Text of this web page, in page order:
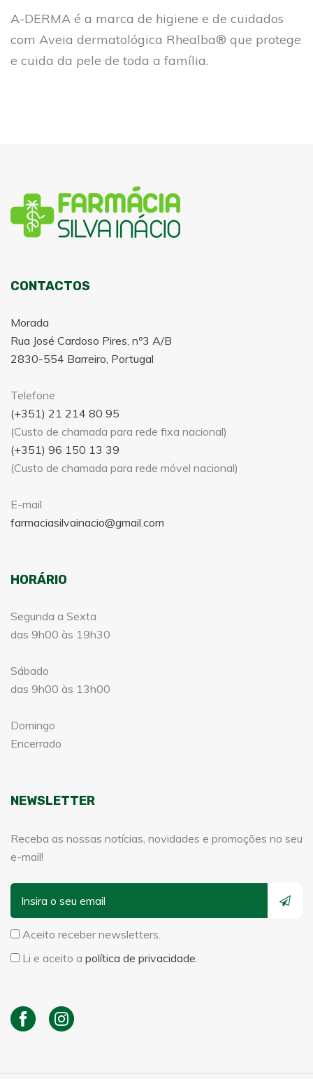
A-DERMA é a marca de higiene e de cuidados
com Aveia dermatológica Rhealba® que protege
e cuida da pele de toda a família.
CONTACTOS
Morada
Rua José Cardoso Pires, nº3 A/B
2830-554 Barreiro, Portugal
Telefone
(+351) 21 214 80 95
(Custo de chamada para rede fixa nacional)
(+351) 96 150 13 39
(Custo de chamada para rede móvel nacional)
E-mail
farmaciasilvainacio@gmail.com
HORÁRIO
Segunda a Sexta
das 9h00 às 19h30
Sábado
das 9h00 às 13h00
Domingo
Encerrado
NEWSLETTER
Receba as nossas notícias, novidades e promoções no seu
e-mail!
Aceito receber newsletters.
Li e aceito a política de privacidade.